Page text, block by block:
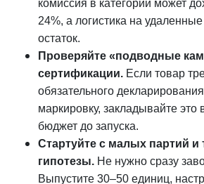
комиссия в категории может
24%, а логистика на
остаток.
Проверяйте «подводные
сертификации. Если товар
обязательного
маркировку, закладывайте это
бюджет до запуска.
Стартуйте с малых партий и
гипотезы. Не нужно сразу
Выпустите 30–50 единиц,